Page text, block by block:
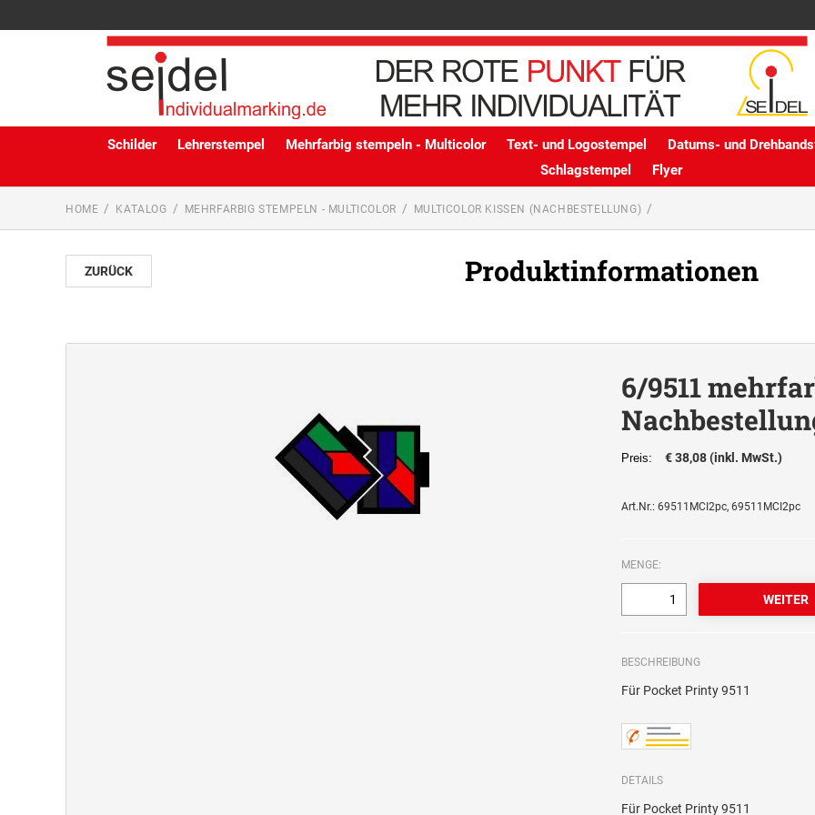
Schilder Lehrerstempel Mehrfarbig stempeln - Multicolor Text- und Logostempel
Datums- und
Schlagstempel
Flyer
HOME KATALOG MEHRFARBIG STEMPELN - MULTICOLOR MULTICOLOR KISSEN (NACHBESTELLUNG)
ZURÜCK Produktinformationen
6/9511
Preis: € 38,08 (inkl. MwSt.)
Art.Nr.: 69511MCI2pc, 69511MCI2pc
MENGE:
BESCHREIBUNG
Für Pocket Printy 9511
DETAILS
Für Pocket Printy 9511